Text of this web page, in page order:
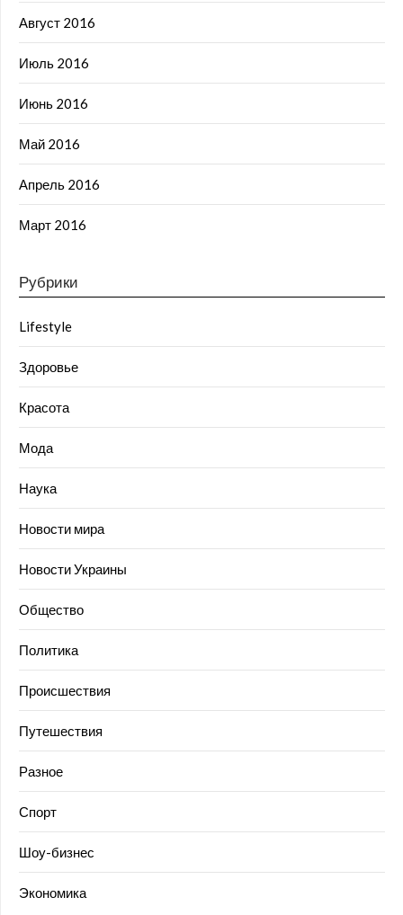
Август 2016
Июль 2016
Июнь 2016
Май 2016
Апрель 2016
Март 2016
Рубрики
Lifestyle
Здоровье
Красота
Мода
Наука
Новости мира
Новости Украины
Общество
Политика
Происшествия
Путешествия
Разное
Спорт
Шоу-бизнес
Экономика